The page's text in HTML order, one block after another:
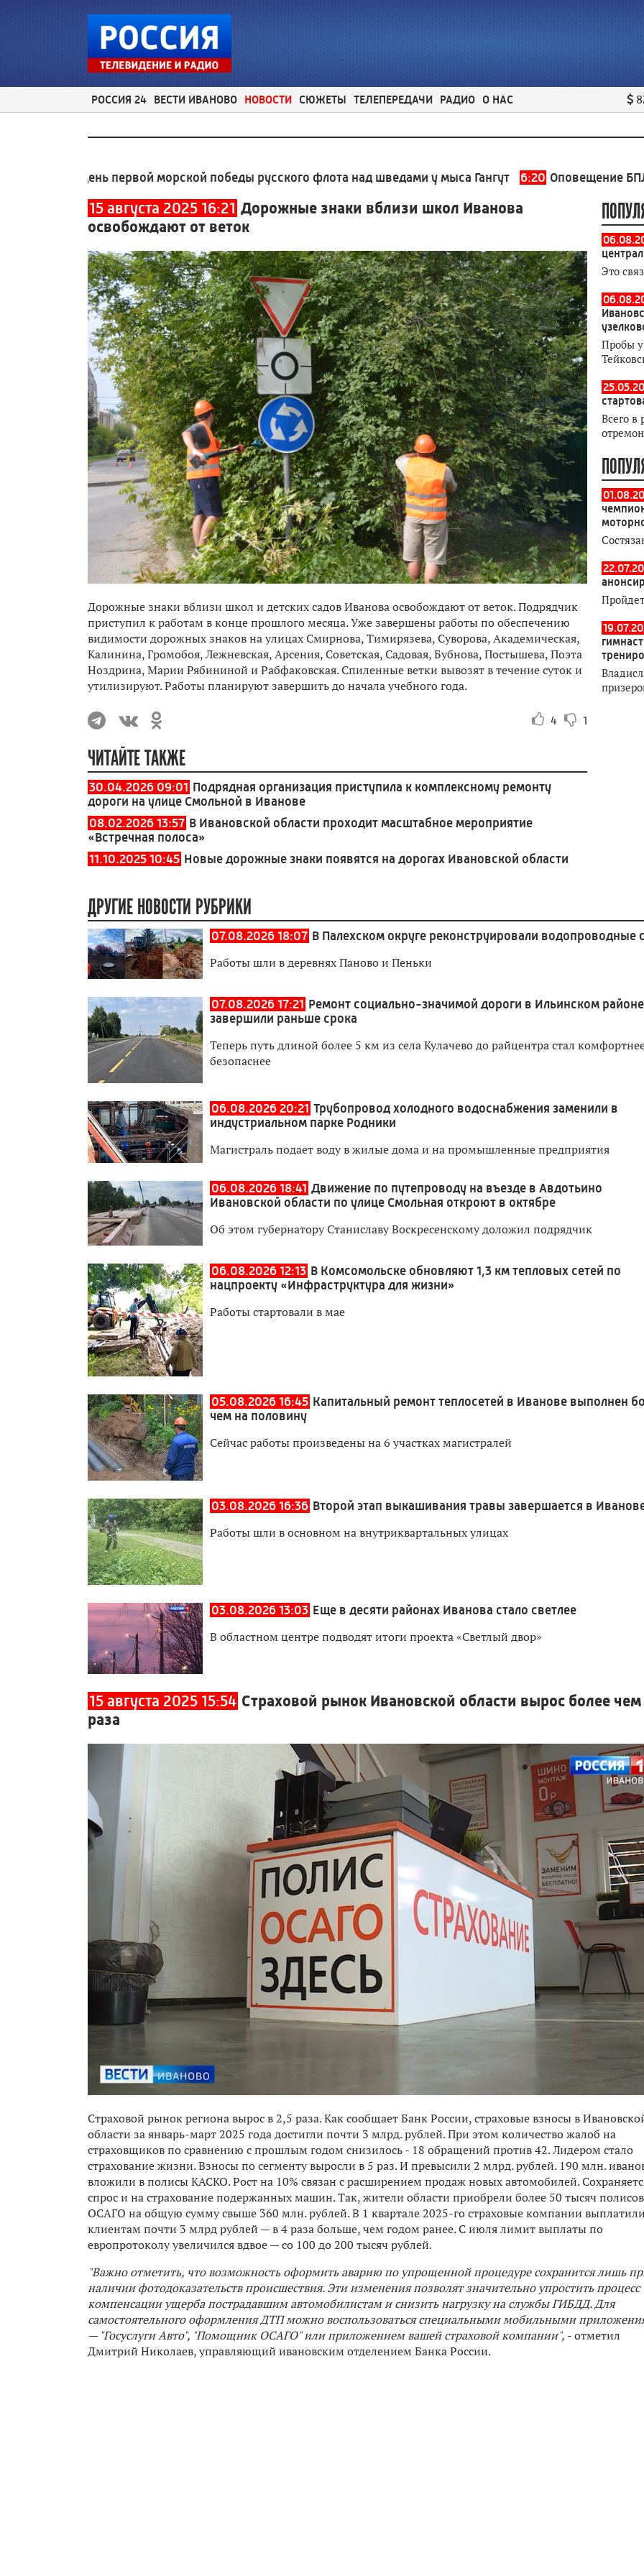
РОССИЯ 24 ВЕСТИ ИВАНОВО НОВОСТИ СЮЖЕТЫ ТЕЛЕПЕРЕДАЧИ РАДИО О НАС
- День первой морской победы русского флота над шведами у мыса Гангут 6:20 Оповещение БПЛА
15 августа 2025 16:21 Дорожные знаки вблизи школ Иванова
освобождают от веток
Дорожные знаки вблизи школ и детских садов Иванова освобождают от веток. Подрядчик
приступил к работам в конце прошлого месяца. Уже завершены работы по обеспечению
видимости дорожных знаков на улицах Смирнова, Тимирязева, Суворова, Академическая,
Калинина, Громобоя, Лежневская, Арсения, Советская, Садовая, Бубнова, Постышева, Поэта
Ноздрина, Марии Рябининой и Рабфаковская. Спиленные ветки вывозят в течение суток и
утилизируют. Работы планируют завершить до начала учебного года.
4 1
ЧИТАЙТЕ ТАКЖЕ
30.04.2026 09:01 Подрядная организация приступила к комплексному ремонту
дороги на улице Смольной в Иванове
08.02.2026 13:57 В Ивановской области проходит масштабное мероприятие
«Встречная полоса»
11.10.2025 10:45 Новые дорожные знаки появятся на дорогах Ивановской области
Это
Пробы у
Всего в
ДРУГИЕ НОВОСТИ РУБРИКИ
07.08.2026 18:07 В Палехском округе реконструировали водопроводные
Работы шли в деревнях Паново и Пеньки
07.08.2026 17:21 Ремонт социально-значимой дороги в Ильинском районе
завершили раньше срока
Теперь путь длиной более 5 км из села Кулачево до райцентра стал
безопаснее
06.08.2026 20:21 Трубопровод холодного водоснабжения заменили в
индустриальном парке Родники
Магистраль подает воду в жилые дома и на промышленные предприятия
06.08.2026 18:41 Движение по путепроводу на въезде в Авдотьино
Ивановской области по улице Смольная откроют в октябре
Об этом губернатору Станиславу Воскресенскому доложил подрядчик
06.08.2026 12:13 В Комсомольске обновляют 1,3 км тепловых сетей по
нацпроекту «Инфраструктура для жизни»
Работы стартовали в мае
05.08.2026 16:45 Капитальный ремонт теплосетей в Иванове выполнен
чем на половину
Сейчас работы произведены на 6 участках магистралей
03.08.2026 16:36 Второй этап выкашивания травы завершается в
Работы шли в основном на внутриквартальных улицах
03.08.2026 13:03 Еще в десяти районах Иванова стало светлее
В областном центре подводят итоги проекта «Светлый двор»
15 августа 2025 15:54 Страховой рынок Ивановской области вырос более
раза
Страховой рынок региона вырос в 2,5 раза. Как сообщает Банк России, страховые взносы в
области за январь-март 2025 года достигли почти 3 млрд. рублей. При этом количество жалоб на
страховщиков по сравнению с прошлым годом снизилось - 18 обращений против 42. Лидером стало
страхование жизни. Взносы по сегменту выросли в 5 раз. И превысили 2 млрд. рублей. 190 млн.
вложили в полисы КАСКО. Рост на 10% связан с расширением продаж новых автомобилей.
спрос и на страхование подержанных машин. Так, жители области приобрели более 50 тысяч полисов
ОСАГО на общую сумму свыше 360 млн. рублей. В 1 квартале 2025-го страховые компании
клиентам почти 3 млрд рублей — в 4 раза больше, чем годом ранее. С июля лимит выплаты по
европротоколу увеличился вдвое — со 100 до 200 тысяч рублей.
"Важно отметить, что возможность оформить аварию по упрощенной процедуре сохранится лишь
наличии фотодоказательств происшествия. Эти изменения позволят значительно упростить процесс
компенсации ущерба пострадавшим автомобилистам и снизить нагрузку на службы ГИБДД. Для
самостоятельного оформления ДТП можно воспользоваться специальными мобильными
— "Госуслуги Авто", "Помощник ОСАГО" или приложением вашей страховой компании", - отметил
Дмитрий Николаев, управляющий ивановским отделением Банка России.